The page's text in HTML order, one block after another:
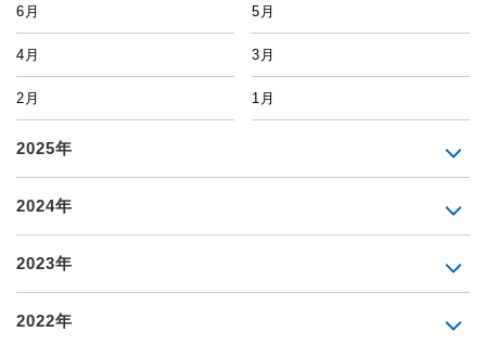
6月 5月
4月 3月
2月 1月
2025年
2024年
2023年
2022年